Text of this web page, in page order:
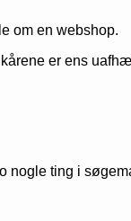
om en webshop.
er ens
nogle ting i